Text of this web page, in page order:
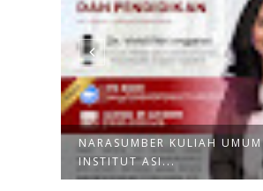
NARASUMBER KULIAH UMUM
INSTITUT ASI...